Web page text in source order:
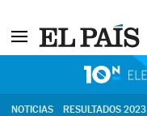
NOTICIAS RESULTADOS 2023